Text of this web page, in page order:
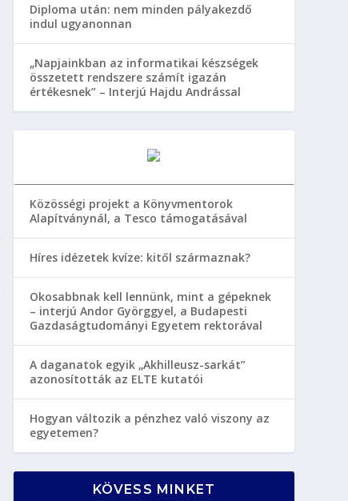
Diploma után: nem minden pályakezdő
indul ugyanonnan
„Napjainkban az informatikai készségek
összetett rendszere számít igazán
értékesnek” – Interjú Hajdu Andrással
Közösségi projekt a Könyvmentorok
Alapítványnál, a Tesco támogatásával
Híres idézetek kvíze: kitől származnak?
Okosabbnak kell lennünk, mint a gépeknek
– interjú Andor Györggyel, a Budapesti
Gazdaságtudományi Egyetem rektorával
A daganatok egyik „Akhilleusz-sarkát”
azonosították az ELTE kutatói
Hogyan változik a pénzhez való viszony az
egyetemen?
KÖVESS MINKET